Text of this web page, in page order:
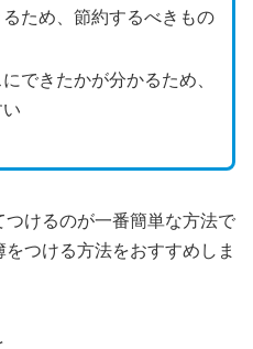
ため、節約するべきもの
できたかが分かるため、
けるのが一番簡単な方法で
つける方法をおすすめしま